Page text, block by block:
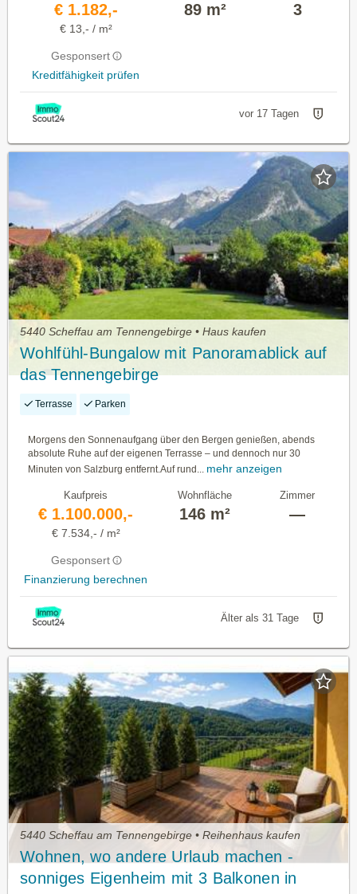
€ 1.182,-
€ 13,- / m²
Gesponsert
Kreditfähigkeit prüfen
89 m² 3
vor 17 Tagen
5440 Scheffau am Tennengebirge • Haus kaufen
Wohlfühl-Bungalow mit Panoramablick auf
das Tennengebirge
Terrasse Parken
Morgens den Sonnenaufgang über den Bergen genießen, abends
absolute Ruhe auf der eigenen Terrasse – und dennoch nur 30
Minuten von Salzburg entfernt.Auf rund...
mehr anzeigen
Kaufpreis
€ 1.100.000,-
€ 7.534,- / m²
Gesponsert
Finanzierung berechnen
Wohnfläche
146 m²
Zimmer
—
Älter als 31 Tage
5440 Scheffau am Tennengebirge • Reihenhaus kaufen
Wohnen, wo andere Urlaub machen -
sonniges Eigenheim mit 3 Balkonen in